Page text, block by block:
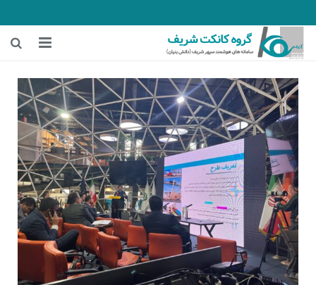
خانه
زمینه‌های فعالیت
هوشمندسازی معادن
هوشمندسازی شهری و ترافیکی
اخبار شرکت
درباره ما